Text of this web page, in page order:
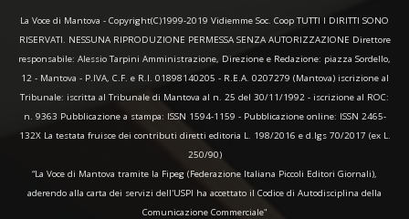
La Voce di Mantova - Copyright(C)1999-2019 Vidiemme Soc. Coop TUTTI I DIRITTI SONO
RISERVATI. NESSUNA RIPRODUZIONE PERMESSA SENZA AUTORIZZAZIONE Direttore
responsabile: Alessio Tarpini Amministrazione, Direzione e Redazione: piazza Sordello,
12 - Mantova - P.IVA, C.F. e R.I. 01898140205 - R.E.A. 0207279 (Mantova) iscrizione al
Tribunale: iscritta al Tribunale di Mantova al n. 25 del 30/11/1992 - iscrizione al ROC:
n. 9363 Pubblicazione a stampa: ISSN 1594-1159 - Pubblicazione online: ISSN 2465-
132X La testata fruisce dei contributi diretti editoria L. 198/2016 e d.lgs 70/2017 (ex L.
250/90)
“La Voce di Mantova tramite la Fipeg (Federazione Italiana Piccoli Editori Giornali),
aderendo alla carta dei servizi dell'USPI ha accettato il Codice di Autodisciplina della
Comunicazione Commerciale"